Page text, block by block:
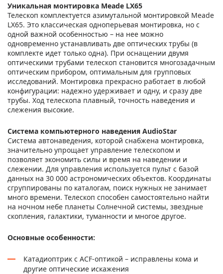
Уникальная монтировка Meade LX65
Телескоп комплектуется азимутальной монтировкой Meade
LX65. Это классическая одноперьевая монтировка, но с
одной важной особенностью – на нее можно
одновременно устанавливать две оптических трубы (в
комплекте идет только одна). При оснащении двумя
оптическими трубами телескоп становится многозадачным
оптическим прибором, оптимальным для групповых
исследований. Монтировка прекрасно работает в любой
конфигурации: надежно удерживает и одну, и сразу две
трубы. Ход телескопа плавный, точность наведения и
слежения высокие.
Система компьютерного наведения AudioStar
Система автонаведения, которой снабжена монтировка,
значительно упрощает управление телескопом и
позволяет экономить силы и время на наведении и
слежении. Для управления используется пульт с базой
данных на 30 000 астрономических объектов. Координаты
сгруппированы по каталогам, поиск нужных не занимает
много времени. Телескоп способен самостоятельно найти
на ночном небе планеты Солнечной системы, звездные
скопления, галактики, туманности и многое другое.
Основные особенности:
Катадиоптрик с ACF-оптикой – исправлены кома и
другие оптические искажения